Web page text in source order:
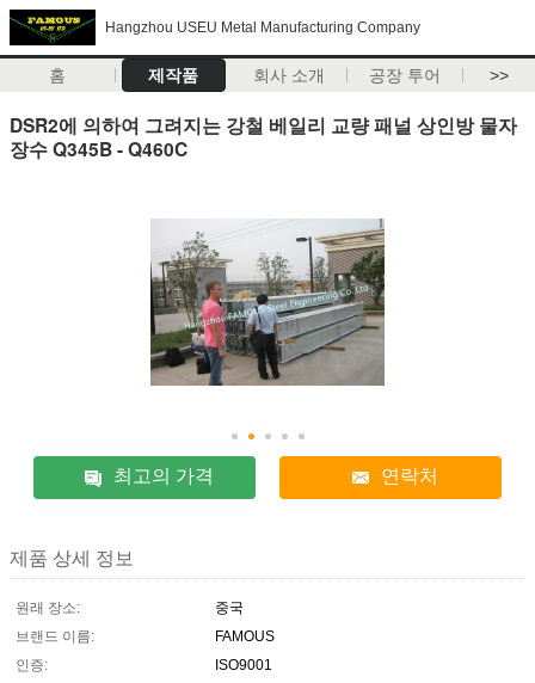
Hangzhou USEU Metal Manufacturing Company
홈 제작품 회사 소개 공장 투어 >>
DSR2에 의하여 그려지는 강철 베일리 교량 패널 상인방 물자
장수 Q345B - Q460C
최고의 가격 연락처
제품 상세 정보
원래 장소:
중국
브랜드 이름:
FAMOUS
인증:
ISO9001